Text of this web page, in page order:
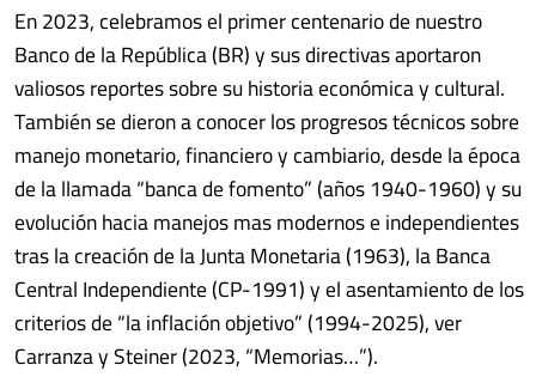
En 2023, celebramos el primer centenario de nuestro
Banco de la República (BR) y sus directivas aportaron
valiosos reportes sobre su historia económica y cultural.
También se dieron a conocer los progresos técnicos sobre
manejo monetario, financiero y cambiario, desde la época
de la llamada “banca de fomento” (años 1940-1960) y su
evolución hacia manejos mas modernos e independientes
tras la creación de la Junta Monetaria (1963), la Banca
Central Independiente (CP-1991) y el asentamiento de los
criterios de “la inflación objetivo” (1994-2025), ver
Carranza y Steiner (2023, “Memorias…”).